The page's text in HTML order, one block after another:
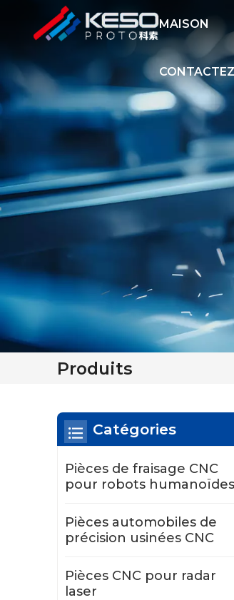
MAISON
Produits
Catégories
Pièces de fraisage CNC
pour robots humanoïdes
Pièces automobiles de
précision usinées CNC
Pièces CNC pour radar
laser